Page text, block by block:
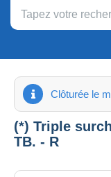
Clôturée le
(*) Triple
TB. - R